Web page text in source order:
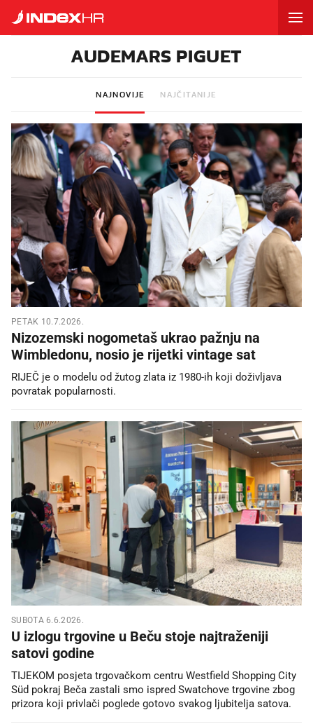
AUDEMARS PIGUET
NAJNOVIJE NAJČITANIJE
PETAK 10.7.2026.
Nizozemski nogometaš ukrao pažnju na
Wimbledonu, nosio je rijetki vintage sat
RIJEČ je o modelu od žutog zlata iz 1980-ih koji doživljava
povratak popularnosti.
SUBOTA 6.6.2026.
U izlogu trgovine u Beču stoje najtraženiji
satovi godine
TIJEKOM posjeta trgovačkom centru Westfield Shopping City
Süd pokraj Beča zastali smo ispred Swatchove trgovine zbog
prizora koji privlači poglede gotovo svakog ljubitelja satova.